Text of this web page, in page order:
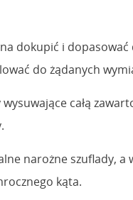
dokupić i
do żądanych
całą
narożne szuflady,
kąta.